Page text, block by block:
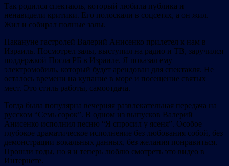
Так родился спектакль, который любила публика и
ненавидели критики. Его полоскали в соцсетях, а он жил.
Жил и собирал полные залы.
Накануне гастролей Валерий Анисенко прилетел к нам в
Израиль. Посмотрел залы, выступил на радио и ТВ, заручился
поддержкой Посла РБ в Израиле. Я показал ему
электромобиль, который будет арендован для спектакля. Не
осталось времени на купание в море и посещение святых
мест. Это стиль работы, самоотдача.
Тогда была популярна вечерняя развлекательная передача на
русском “Семь сорок”. В одном из выпусков Валерий
Анисенко исполнил песню “Я спросил у ясеня”. Особое
глубокое драматическое исполнение без любования собой, без
демонстрации вокальных данных, без желания понравиться.
Прошли годы, но я и теперь люблю смотреть это видео в
Интернете.